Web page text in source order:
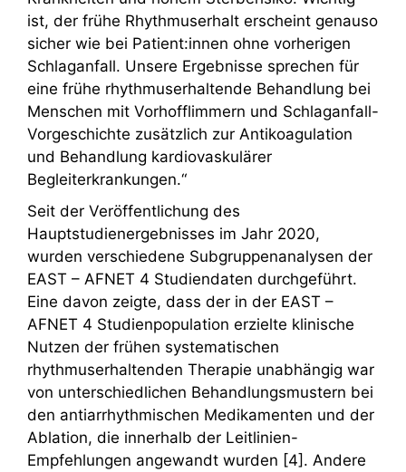
ist, der frühe Rhythmuserhalt erscheint genauso
sicher wie bei Patient:innen ohne vorherigen
Schlaganfall. Unsere Ergebnisse sprechen für
eine frühe rhythmuserhaltende Behandlung bei
Menschen mit Vorhofflimmern und Schlaganfall-
Vorgeschichte zusätzlich zur Antikoagulation
und Behandlung kardiovaskulärer
Begleiterkrankungen.“
Seit der Veröffentlichung des
Hauptstudienergebnisses im Jahr 2020,
wurden verschiedene Subgruppenanalysen der
EAST – AFNET 4 Studiendaten durchgeführt.
Eine davon zeigte, dass der in der EAST –
AFNET 4 Studienpopulation erzielte klinische
Nutzen der frühen systematischen
rhythmuserhaltenden Therapie unabhängig war
von unterschiedlichen Behandlungsmustern bei
den antiarrhythmischen Medikamenten und der
Ablation, die innerhalb der Leitlinien-
Empfehlungen angewandt wurden [4]. Andere